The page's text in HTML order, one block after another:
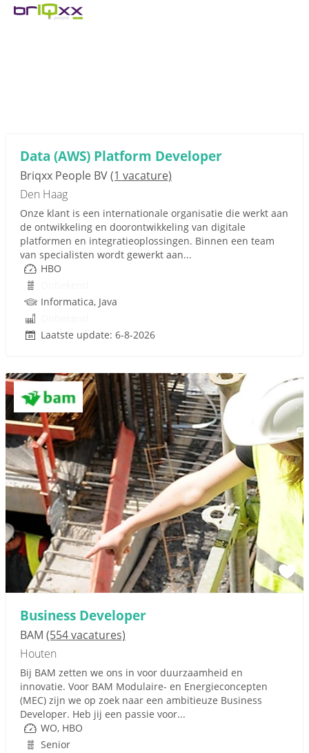
Data (AWS) Platform Developer
Briqxx People BV(1 vacature)
Den Haag
Onze klant is een internationale organisatie die werkt aan
de ontwikkeling en doorontwikkeling van digitale
platformen en integratieoplossingen. Binnen een team
van specialisten wordt gewerkt aan...
HBO
Informatica, Java
Laatste update: 6-8-2026
Business Developer
BAM (554 vacatures)
Houten
Bij BAM zetten we ons in voor duurzaamheid en
innovatie. Voor BAM Modulaire- en Energieconcepten
(MEC) zijn we op zoek naar een ambitieuze Business
Developer. Heb jij een passie voor...
WO, HBO
Senior